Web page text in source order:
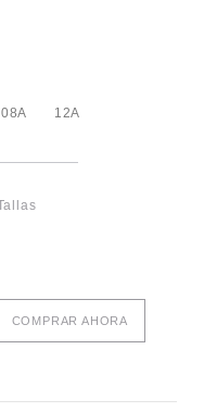
08A 12A
COMPRAR AHORA